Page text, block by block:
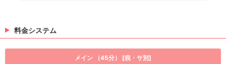
SHOの食いしん坊チャレンジ 第1弾！！Part1！ #前橋
いね！もお願いします❤
（04/23 16:53）
熟練度別ドリンク作成スピード🥤 #前橋 #キャ
バクラ #ガラードグループ #華乃心 #キャスト
熟練度別ドリンク作成スピード🥤 #前橋 #キャバクラ
料金システム
メイン （45分） [税・サ別]